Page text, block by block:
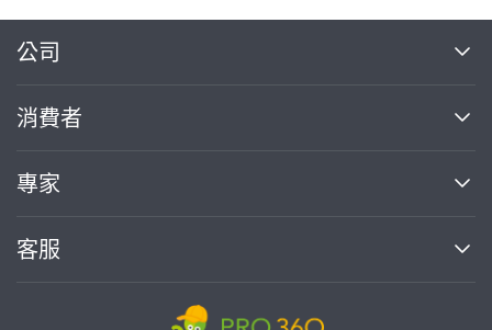
公司
關於我們
部落格
加入我們
消費者
買服務
熱門服務
專家
案件中心
客服
繼續完成